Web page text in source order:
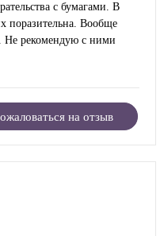
с бумагами. В
поразительна. Вообще
Не рекомендую с ними
на отзыв